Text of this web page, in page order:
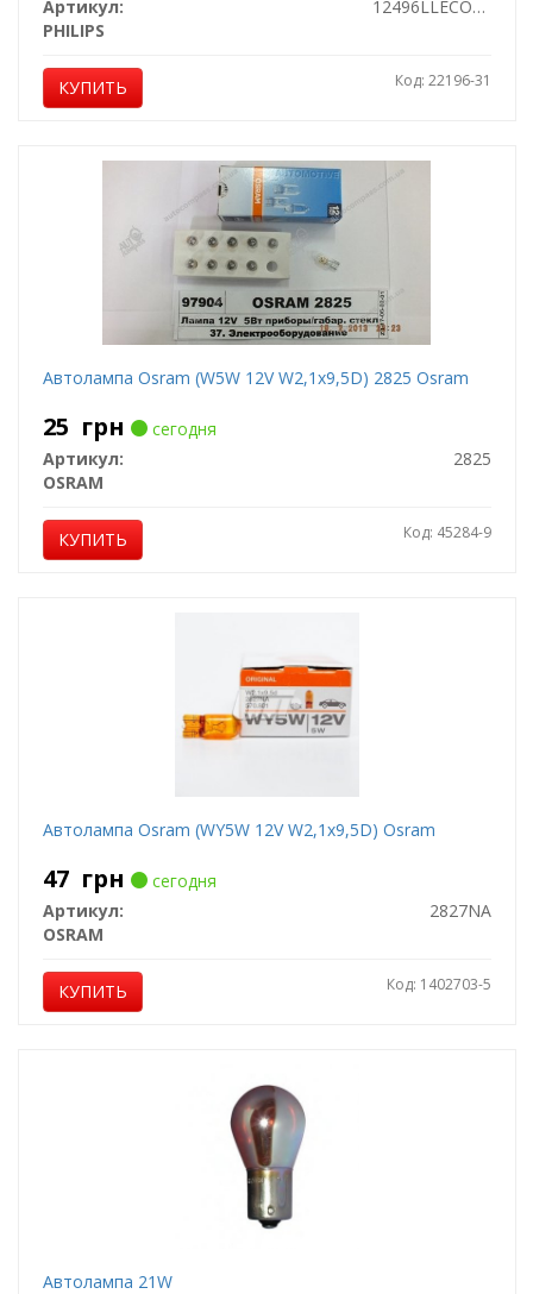
Артикул:
12496LLECOCP
PHILIPS
КУПИТЬ Код: 22196-31
Автолампа Osram (W5W 12V W2,1x9,5D) 2825 Osram
25 грн
сегодня
Артикул:
2825
OSRAM
КУПИТЬ Код: 45284-9
Автолампа Osram (WY5W 12V W2,1x9,5D) Osram
47 грн
сегодня
Артикул:
2827NA
OSRAM
КУПИТЬ Код: 1402703-5
Автолампа 21W